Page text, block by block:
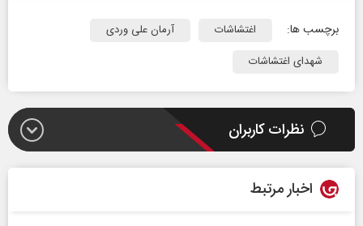
برچسب ها: اغتشاشات
آرمان علی وردی
شهدای اغتشاشات
نظرات کاربران
اخبار مرتبط